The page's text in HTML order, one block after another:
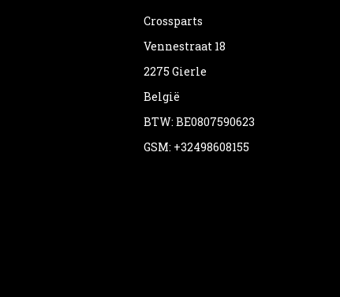
Crossparts
Vennestraat 18
2275 Gierle
België
BTW: BE0807590623
GSM: +32498608155